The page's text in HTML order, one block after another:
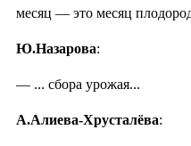
месяц — это месяц
Ю.Назарова:
— ... сбора урожая...
А.Алиева-Хрусталёва: